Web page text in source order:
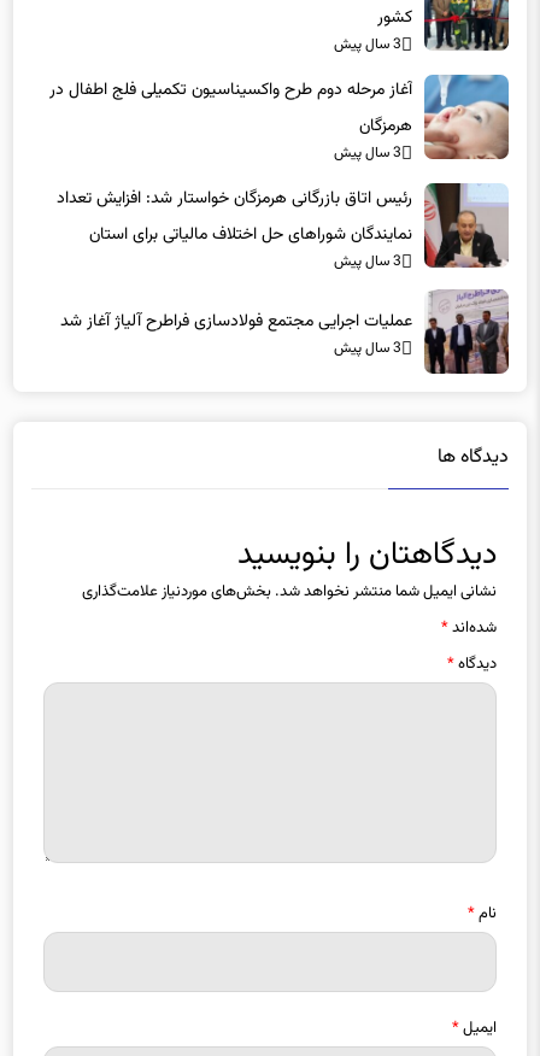
3 سال پیش
آغاز مرحله دوم طرح واکسیناسیون تکمیلی فلج اطفال در
هرمزگان
رئیس اتاق بازرگانی هرمزگان خواستار شد: افزایش تعداد
نمایندگان‌ شوراهای حل اختلاف مالیاتی برای استان
3 سال پیش
3 سال پیش
نشانی ایمیل شما منتشر نخواهد شد.بخش‌های موردنیاز علامت‌گذاری
شده‌اند*
دیدگاه*
ایمیل*